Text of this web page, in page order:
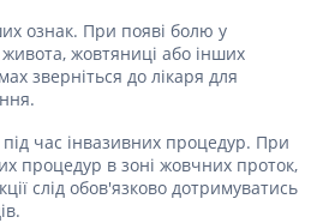
ознак. При появі болю у
жовтяниці або інших
зверніться до лікаря для
час інвазивних процедур. При
процедур в зоні жовчних проток,
слід обов'язково дотримуватись